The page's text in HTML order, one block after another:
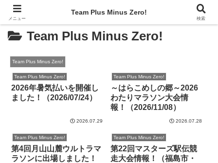
Team Plus Minus Zero!
Team Plus Minus Zero!
Team Plus Minus Zero!
2026年暑気払いを開催し
ました！（2026/07/24）
2026.07.29
Team Plus Minus Zero!
～はらこめしの郷～2026
わたりマラソン大会情
報！（2026/11/08）
2026.07.28
Team Plus Minus Zero!
第4回月山山麓ウルトラマ
ラソンに出場しました！
Team Plus Minus Zero!
第22回マスターズ駅伝競
走大会情報！（福島市・
メニュー
Team Plus Minus Zero!
検索